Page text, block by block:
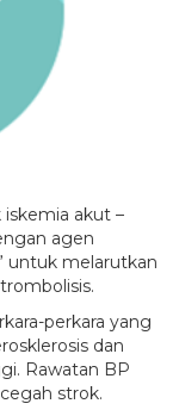
akut –
agen
untuk melarutkan
perkara yang
dan
Rawatan BP
strok.